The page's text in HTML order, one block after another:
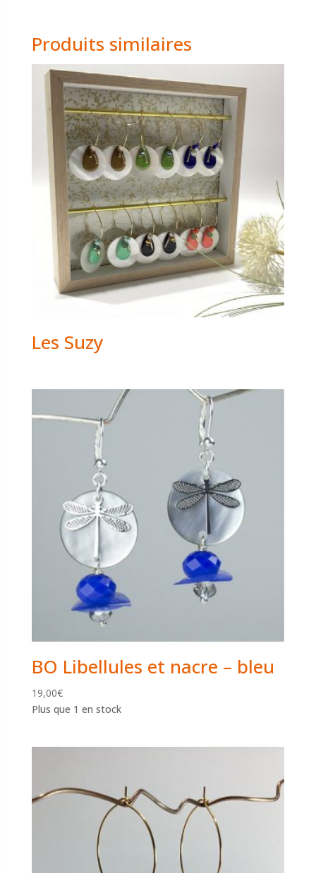
Produits similaires
Les Suzy
BO Libellules et nacre – bleu
19,00€
Plus que 1 en stock